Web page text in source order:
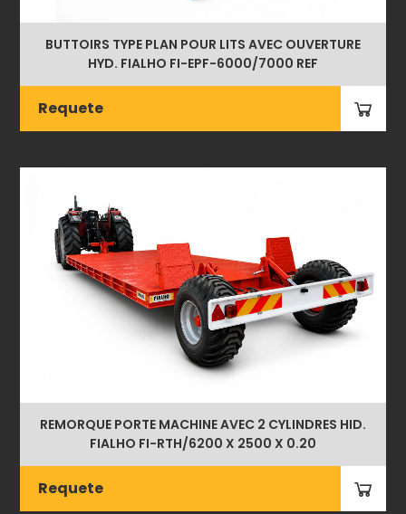
BUTTOIRS TYPE PLAN POUR LITS AVEC OUVERTURE
HYD. FIALHO FI-EPF-6000/7000 REF
Requete
REMORQUE PORTE MACHINE AVEC 2 CYLINDRES HID.
FIALHO FI-RTH/6200 X 2500 X 0.20
Requete